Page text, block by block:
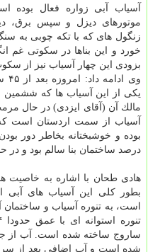
آسیاب آبی زواره فعال بوده
موتورهای دیزل و سپس
زنگول های كه با تكه چوبی به
خورد و این بناها در سكوتی غم
بزودی این چهار آسیاب نیز از
یكی از این آسیاب ها كه
مالك آن (آقای ایزدی) در حال
آسیاب از سمت اردستان است
درصد ساختمان بنا سالم بود و
هادی طحان با اشاره به خاصیت
بطور كلی این آسیاب های
است، به تنوره آسیاب و
ساروج ساخته شده است. آب از
شده است و آب اضافی بعد از